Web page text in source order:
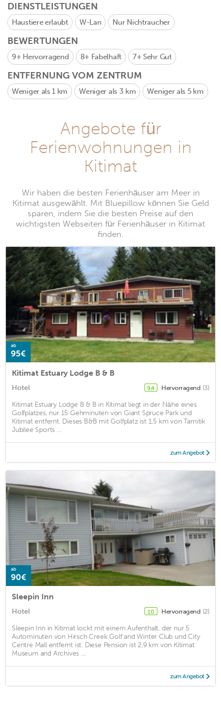
DIENSTLEISTUNGEN
Haustiere erlaubt W-Lan Nur Nichtraucher
BEWERTUNGEN
9+ Hervorragend 8+ Fabelhaft 7+ Sehr Gut
ENTFERNUNG VOM ZENTRUM
Weniger als 1 km Weniger als 3 km Weniger als 5 km
Angebote für
Ferienwohnungen in
Kitimat
Wir haben die besten Ferienhäuser am Meer in
Kitimat ausgewählt. Mit Bluepillow können Sie Geld
sparen, indem Sie die besten Preise auf den
wichtigsten Webseiten für Ferienhäuser in Kitimat
finden.
ab
95€
Kitimat Estuary Lodge B & B
Hotel 9,4 Hervorragend (3)
Kitimat Estuary Lodge B & B in Kitimat liegt in der Nähe eines
Golfplatzes, nur 15 Gehminuten von Giant Spruce Park und
Kitimat entfernt. Dieses B&B mit Golfplatz ist 1,5 km von Tamitik
Jubilee Sports ...
zum Angebot
ab
90€
Sleepin Inn
Hotel 10 Hervorragend (2)
Sleepin Inn in Kitimat lockt mit einem Aufenthalt, der nur 5
Autominuten von Hirsch Creek Golf and Winter Club und City
Centre Mall entfernt ist. Diese Pension ist 2,9 km von Kitimat
Museum and Archives ...
zum Angebot